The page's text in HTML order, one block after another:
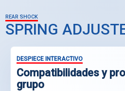
REAR SHOCK
SPRING
DESPIECE INTERACTIVO
Compatibilidades y
grupo